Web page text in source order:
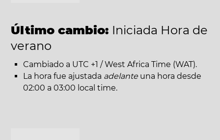
Último cambio: Iniciada Hora de
verano
Cambiado a UTC +1 / West Africa Time (WAT).
La hora fue ajustada adelante una hora desde
02:00 a 03:00 local time.